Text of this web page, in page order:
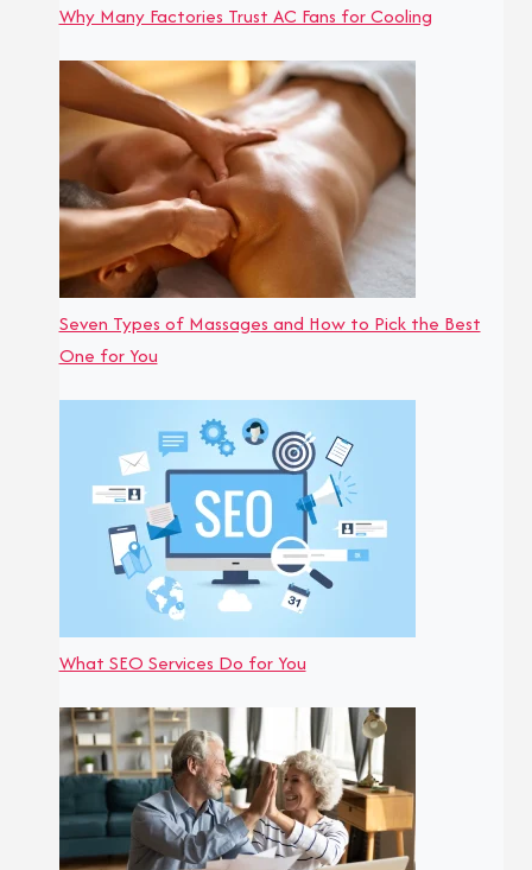
Why Many Factories Trust AC Fans for Cooling
Seven Types of Massages and How to Pick the Best
One for You
What SEO Services Do for You